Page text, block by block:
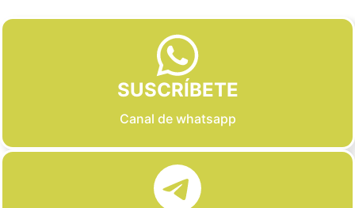
SUSCRÍBETE
Canal de whatsapp